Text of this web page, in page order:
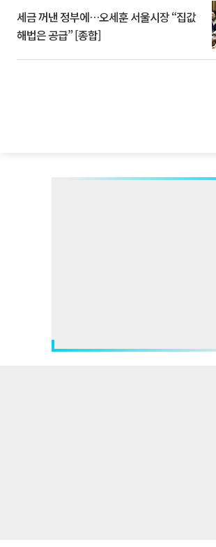
세금 꺼낸 정부에…오세훈 서울시장 “집값
해법은 공급” [종합]